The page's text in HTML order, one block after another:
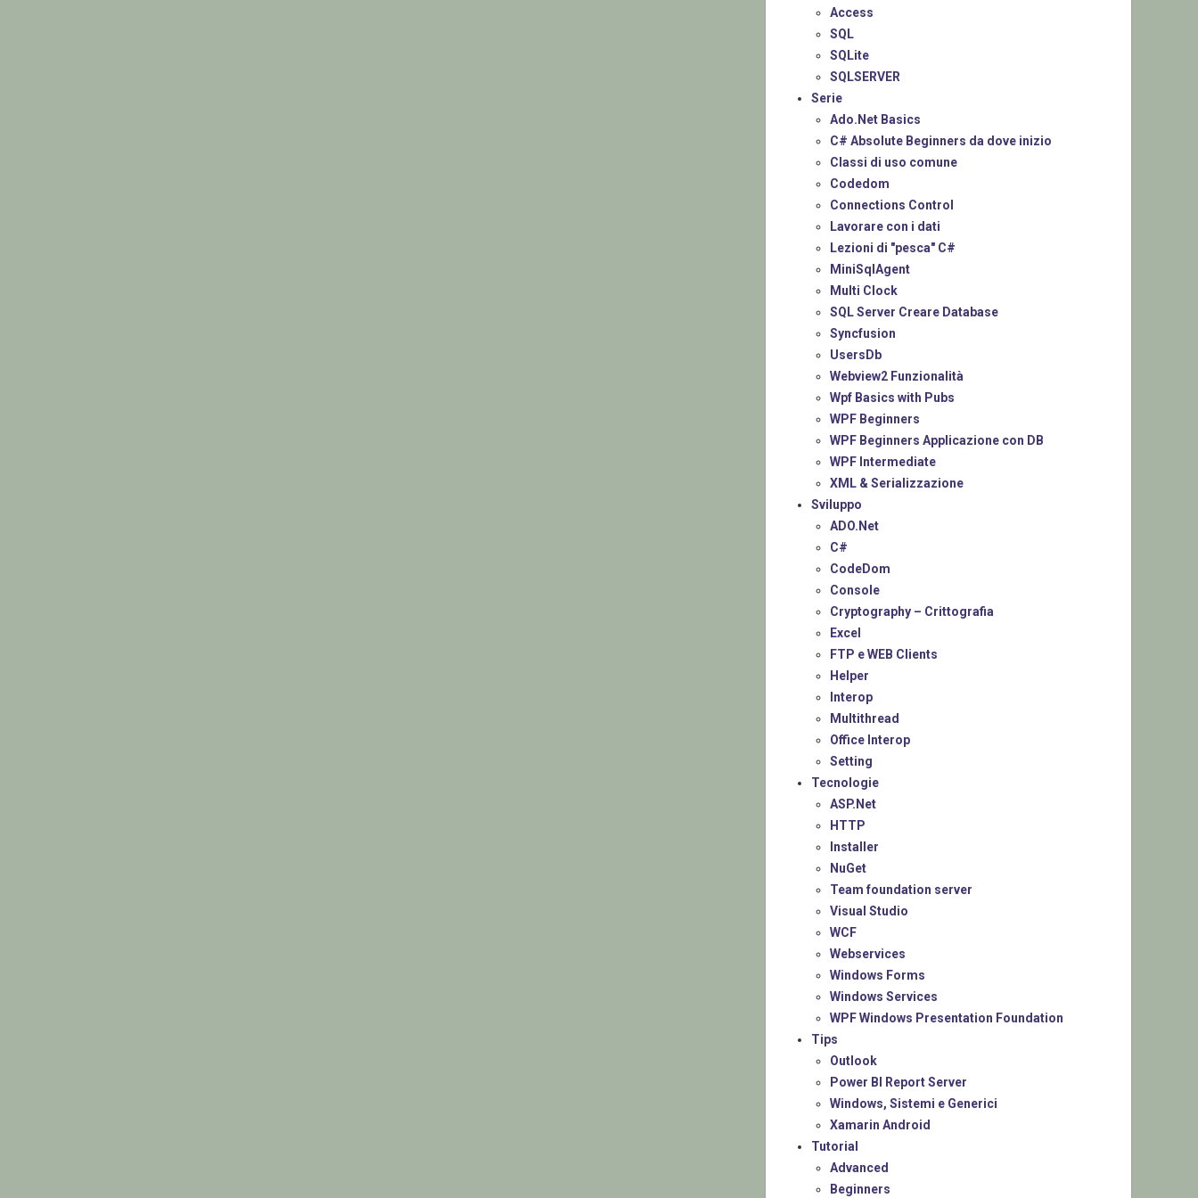
Access
SQL
SQLite
SQLSERVER
Serie
Ado.Net Basics
C# Absolute Beginners da dove inizio
Classi di uso comune
Codedom
Connections Control
Lavorare con i dati
Lezioni di "pesca" C#
MiniSqlAgent
Multi Clock
SQL Server Creare Database
Syncfusion
UsersDb
Webview2 Funzionalità
Wpf Basics with Pubs
WPF Beginners
WPF Beginners Applicazione con DB
WPF Intermediate
XML & Serializzazione
Sviluppo
ADO.Net
C#
CodeDom
Console
Cryptography – Crittografia
Excel
FTP e WEB Clients
Helper
Interop
Multithread
Office Interop
Setting
Tecnologie
ASP.Net
HTTP
Installer
NuGet
Team foundation server
Visual Studio
WCF
Webservices
Windows Forms
Windows Services
WPF Windows Presentation Foundation
Tips
Outlook
Power BI Report Server
Windows, Sistemi e Generici
Xamarin Android
Tutorial
Advanced
Beginners